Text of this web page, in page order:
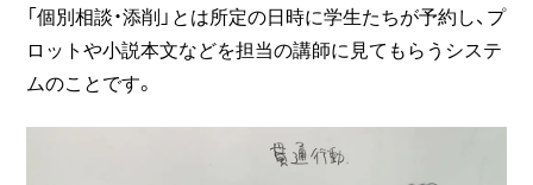
「個別相談・添削」とは所定の日時に学生たちが予約し、プ
ロットや小説本文などを担当の講師に見てもらうシステ
ムのことです。